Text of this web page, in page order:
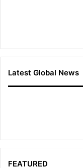
Latest Global News
FEATURED